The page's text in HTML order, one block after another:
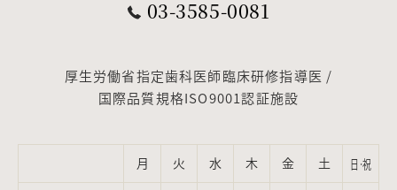
03-3585-0081
厚生労働省指定歯科医師臨床研修指導医 /
国際品質規格ISO9001認証施設
月 火 水 木 金 土 日·祝